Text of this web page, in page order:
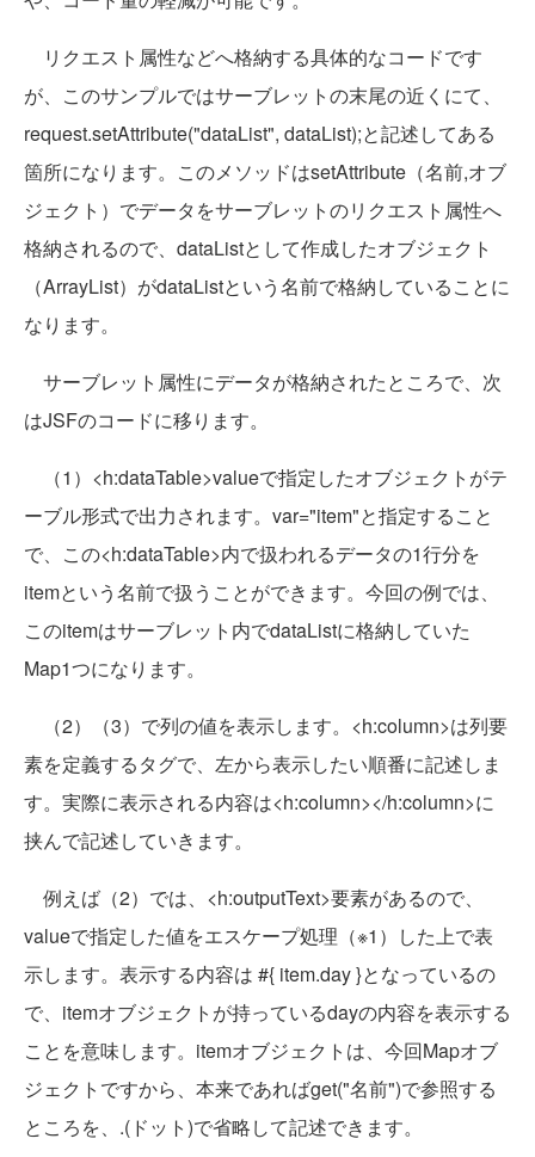
リクエスト属性などへ格納する具体的なコードです
が、このサンプルではサーブレットの末尾の近くにて、
request.setAttribute("dataList", dataList);と記述してある
箇所になります。このメソッドはsetAttribute（名前,オブ
ジェクト）でデータをサーブレットのリクエスト属性へ
格納されるので、dataListとして作成したオブジェクト
（ArrayList）がdataListという名前で格納していることに
なります。
サーブレット属性にデータが格納されたところで、次
はJSFのコードに移ります。
（1）<h:dataTable>valueで指定したオブジェクトがテ
ーブル形式で出力されます。var="item"と指定すること
で、この<h:dataTable>内で扱われるデータの1行分を
itemという名前で扱うことができます。今回の例では、
このitemはサーブレット内でdataListに格納していた
Map1つになります。
（2）（3）で列の値を表示します。<h:column>は列要
素を定義するタグで、左から表示したい順番に記述しま
す。実際に表示される内容は<h:column></h:column>に
挟んで記述していきます。
例えば（2）では、<h:outputText>要素があるので、
valueで指定した値をエスケープ処理（※1）した上で表
示します。表示する内容は #{ item.day }となっているの
で、itemオブジェクトが持っているdayの内容を表示する
ことを意味します。itemオブジェクトは、今回Mapオブ
ジェクトですから、本来であればget("名前")で参照する
ところを、.(ドット)で省略して記述できます。